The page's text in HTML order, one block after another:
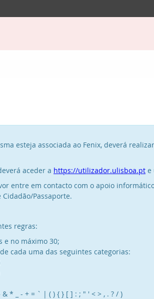
esteja associada ao Fenix, deverá
aceder a https://utilizador.ulisboa.pt e
entre em contacto com o apoio
Passaporte.
regras:
e no máximo 30;
cada uma das seguintes categorias:
* _ - + = ` | ( ) { } [ ] : ; " ' < > , . ? / )